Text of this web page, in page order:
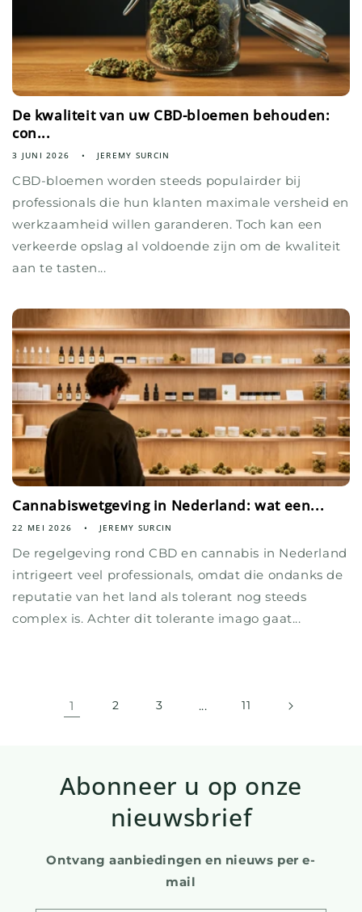
De kwaliteit van uw CBD-bloemen behouden:
con...
3 JUNI 2026 JEREMY SURCIN
CBD-bloemen worden steeds populairder bij
professionals die hun klanten maximale versheid en
werkzaamheid willen garanderen. Toch kan een
verkeerde opslag al voldoende zijn om de kwaliteit
aan te tasten...
Cannabiswetgeving in Nederland: wat een...
22 MEI 2026 JEREMY SURCIN
De regelgeving rond CBD en cannabis in Nederland
intrigeert veel professionals, omdat die ondanks de
reputatie van het land als tolerant nog steeds
complex is. Achter dit tolerante imago gaat...
1 2 3 ... 11
Abonneer u op onze
nieuwsbrief
Ontvang aanbiedingen en nieuws per e-
mail